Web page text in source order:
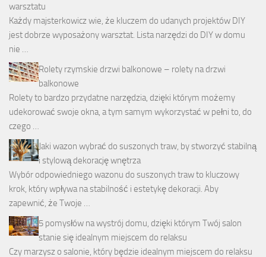
warsztatu
Każdy majsterkowicz wie, że kluczem do udanych projektów DIY
jest dobrze wyposażony warsztat. Lista narzędzi do DIY w domu
nie …
Rolety rzymskie drzwi balkonowe – rolety na drzwi
balkonowe
Rolety to bardzo przydatne narzędzia, dzięki którym możemy
udekorować swoje okna, a tym samym wykorzystać w pełni to, do
czego …
Jaki wazon wybrać do suszonych traw, by stworzyć stabilną
i stylową dekorację wnętrza
Wybór odpowiedniego wazonu do suszonych traw to kluczowy
krok, który wpływa na stabilność i estetykę dekoracji. Aby
zapewnić, że Twoje …
5 pomysłów na wystrój domu, dzięki którym Twój salon
stanie się idealnym miejscem do relaksu
Czy marzysz o salonie, który będzie idealnym miejscem do relaksu